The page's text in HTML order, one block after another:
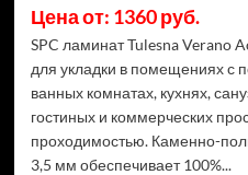
Цена от: 1360 руб.
SPC ламинат Tulesna Verano
для укладки в помещениях с
ванных комнатах, кухнях,
гостиных и коммерческих
проходимостью. Каменно-
3,5 мм обеспечивает 100%...